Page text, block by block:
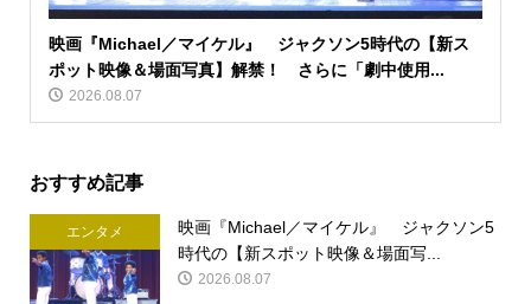
映画『Michael／マイケル』 ジャクソン5時代の【新ス
ポット映像＆場面写真】解禁！ さらに「劇中使用...
2026.08.07
おすすめ記事
エンタメ
映画『Michael／マイケル』 ジャクソン5
時代の【新スポット映像＆場面写...
2026.08.07